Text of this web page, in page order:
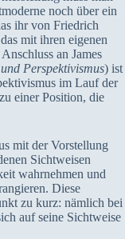
noch über ein
ihr von Friedrich
mit ihren eigenen
an James
Perspektivismus) ist
im Lauf der
einer Position, die
mit der Vorstellung
Sichtweisen
wahrnehmen und
Diese
zu kurz: nämlich bei
auf seine Sichtweise